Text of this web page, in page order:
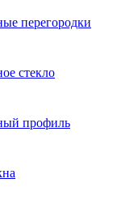
перегородки
стекло
профиль